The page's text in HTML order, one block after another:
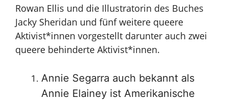
Rowan Ellis und die Illustratorin des Buches
Jacky Sheridan und fünf weitere queere
Aktivist*innen vorgestellt darunter auch zwei
queere behinderte Aktivist*innen.
Annie Segarra auch bekannt als
Annie Elainey ist Amerikanische